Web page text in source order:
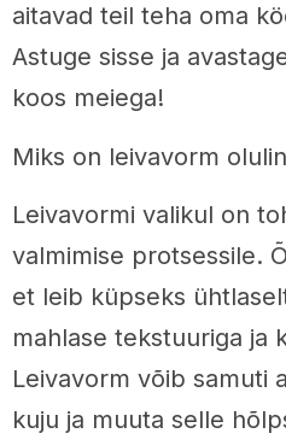
aitavad teil teha oma
Astuge sisse ja
koos meiega!
Miks on leivavorm
Leivavormi valikul on
valmimise protsessile.
et leib küpseks
mahlase tekstuuriga ja
Leivavorm võib samuti
kuju ja muuta selle